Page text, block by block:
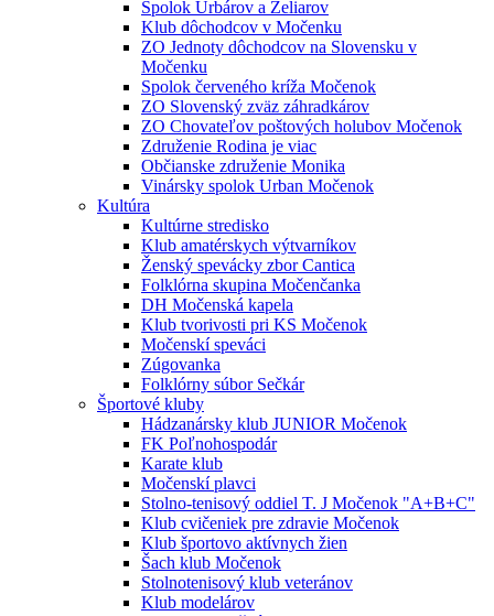
Spolok Urbárov a Želiarov
Klub dôchodcov v Močenku
ZO Jednoty dôchodcov na Slovensku v
Močenku
Spolok červeného kríža Močenok
ZO Slovenský zväz záhradkárov
ZO Chovateľov poštových holubov Močenok
Združenie Rodina je viac
Občianske združenie Monika
Vinársky spolok Urban Močenok
Kultúra
Kultúrne stredisko
Klub amatérskych výtvarníkov
Ženský spevácky zbor Cantica
Folklórna skupina Močenčanka
DH Močenská kapela
Klub tvorivosti pri KS Močenok
Močenskí speváci
Zúgovanka
Folklórny súbor Sečkár
Športové kluby
Hádzanársky klub JUNIOR Močenok
FK Poľnohospodár
Karate klub
Močenskí plavci
Stolno-tenisový oddiel T. J Močenok "A+B+C"
Klub cvičeniek pre zdravie Močenok
Klub športovo aktívnych žien
Šach klub Močenok
Stolnotenisový klub veteránov
Klub modelárov